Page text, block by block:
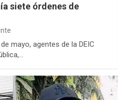
siete órdenes de
mayo, agentes de la DEIC